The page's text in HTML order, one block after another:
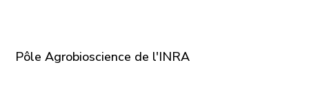
Pôle Agrobioscience de l'INRA